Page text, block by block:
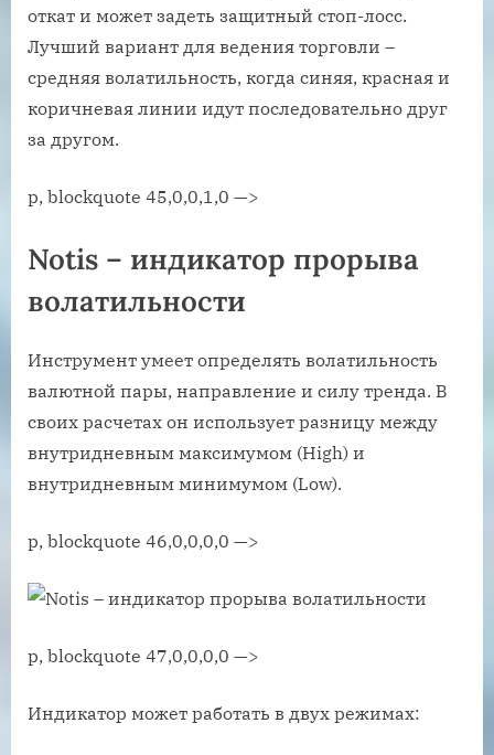
откат и может задеть защитный стоп-лосс.
Лучший вариант для ведения торговли –
средняя волатильность, когда синяя, красная и
коричневая линии идут последовательно друг
за другом.
p, blockquote 45,0,0,1,0 —>
Notis – индикатор прорыва
волатильности
Инструмент умеет определять волатильность
валютной пары, направление и силу тренда. В
своих расчетах он использует разницу между
внутридневным максимумом (High) и
внутридневным минимумом (Low).
p, blockquote 46,0,0,0,0 —>
p, blockquote 47,0,0,0,0 —>
Индикатор может работать в двух режимах: